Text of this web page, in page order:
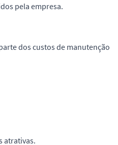
pela empresa.
dos custos de manutenção
atrativas.